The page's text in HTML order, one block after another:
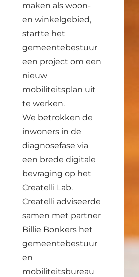
maken als woon-
en winkelgebied,
startte het
gemeentebestuur
een project om een
nieuw
mobiliteitsplan uit
te werken.
We betrokken de
inwoners in de
diagnosefase via
een brede digitale
bevraging op het
Createlli Lab.
Createlli adviseerde
samen met partner
Billie Bonkers het
gemeentebestuur
en
mobiliteitsbureau